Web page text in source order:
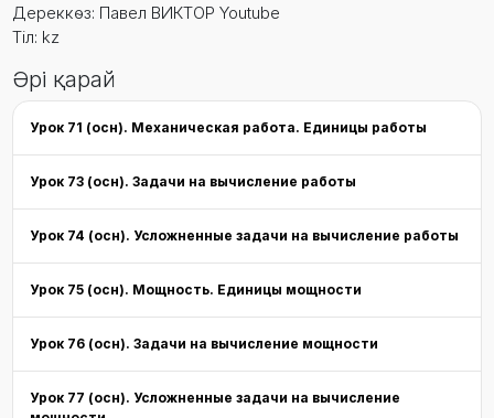
Дереккөз: Павел ВИКТОР Youtube
Тіл: kz
Әрі қарай
Урок 71 (осн). Механическая работа. Единицы работы
Урок 73 (осн). Задачи на вычисление работы
Урок 74 (осн). Усложненные задачи на вычисление работы
Урок 75 (осн). Мощность. Единицы мощности
Урок 76 (осн). Задачи на вычисление мощности
Урок 77 (осн). Усложненные задачи на вычисление